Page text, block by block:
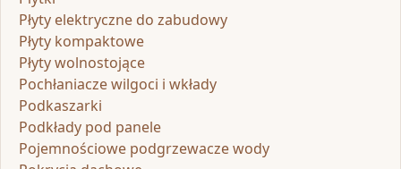
Płyty elektryczne do zabudowy
Płyty kompaktowe
Płyty wolnostojące
Pochłaniacze wilgoci i wkłady
Podkaszarki
Podkłady pod panele
Pojemnościowe podgrzewacze wody